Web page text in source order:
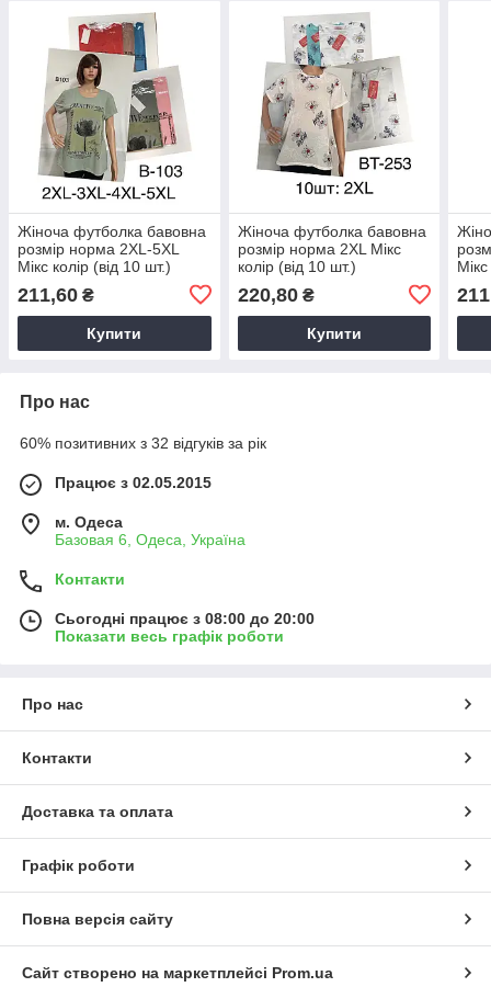
Жіноча футболка бавовна
розмір норма 2XL-5XL
Мікс колір (від 10 шт.)
211,60 ₴
Купити
Жіноча футболка бавовна
розмір норма 2XL Мікс
колір (від 10 шт.)
220,80₴
Купити
Про нас
60% позитивних з 32 відгуків за рік
Працює з 02.05.2015
м. Одеса
Базовая 6, Одеса, Україна
Контакти
Сьогодні працює з 08:00 до 20:00
Показати весь графік роботи
Про нас
Контакти
Доставка та оплата
Графік роботи
Повна версія сайту
Сайт створено на маркетплейсі Prom.ua